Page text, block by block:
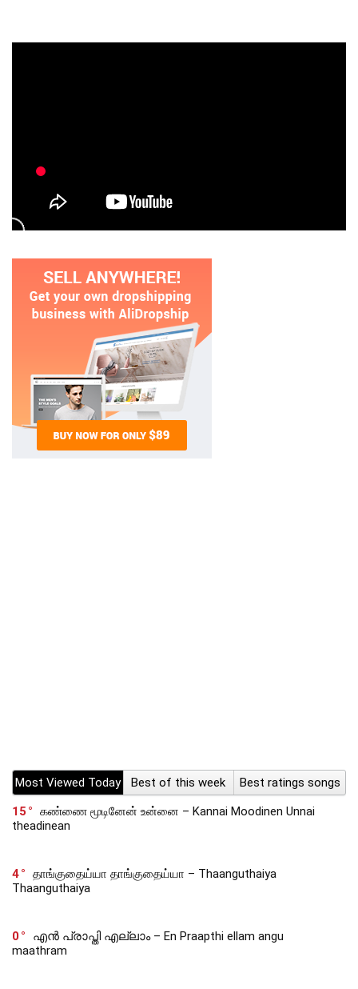
Most Viewed Today Best of this week
Best ratings songs
15
கண்ணை மூடினேன் உன்னை – Kannai Moodinen Unnai
theadinean
4
தாங்குதைய்யா தாங்குதைய்யா – Thaanguthaiya
Thaanguthaiya
0
എൻ പ്രാപ്തി എല്ലാം – En Praapthi ellam angu
maathram